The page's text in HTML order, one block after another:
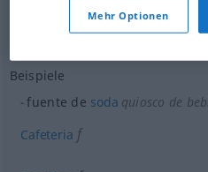
Schriftart fuente INFORM
Beispiele
fuente de soda quiosco de
Cafeteria f
Mehr Optionen